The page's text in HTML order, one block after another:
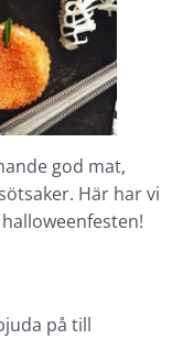
god mat,
Här har vi
på till